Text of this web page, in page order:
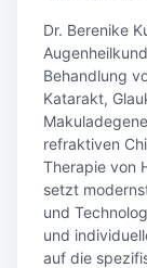
Dr. Berenike
Behandlung
Katarakt,
refraktiven
Therapie von
setzt
und
und
auf die